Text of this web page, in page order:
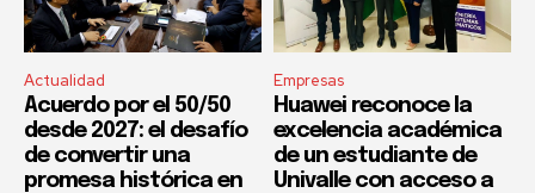
Actualidad
Acuerdo por el 50/50
desde 2027: el desafío
de convertir una
promesa histórica en
Empresas
Huawei reconoce la
excelencia académica
de un estudiante de
Univalle con acceso a